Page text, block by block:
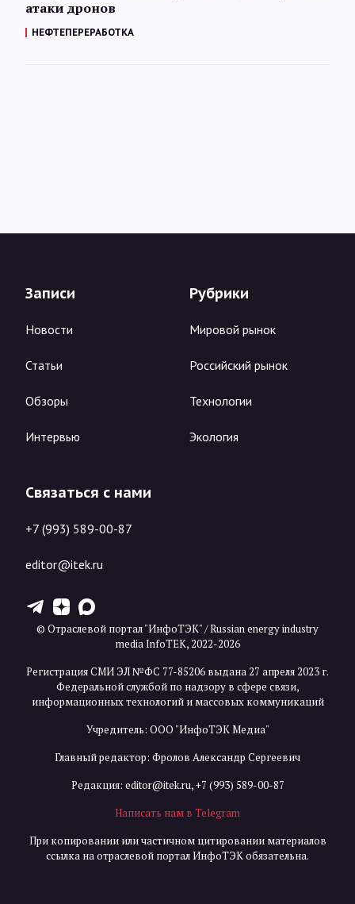
атаки дронов
НЕФТЕПЕРЕРАБОТКА
Записи
Новости
Статьи
Обзоры
Интервью
Рубрики
Мировой рынок
Российский рынок
Технологии
Экология
Связаться с нами
+7 (993) 589-00-87
editor@itek.ru
T Z X
© Отраслевой портал "ИнфоТЭК" / Russian energy industry
media InfoTEK, 2022-2026
Регистрация СМИ ЭЛ №ФС 77-85206 выдана 27 апреля 2023 г.
Федеральной службой по надзору в сфере связи,
информационных технологий и массовых коммуникаций
Учредитель: ООО "ИнфоТЭК Медиа"
Главный редактор: Фролов Александр Сергеевич
Редакция: editor@itek.ru,+7 (993) 589-00-87
Написать нам в Telegram
При копировании или частичном цитировании материалов
ссылка на отраслевой портал ИнфоТЭК обязательна.